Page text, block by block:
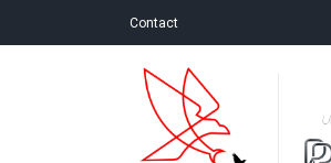
Contact